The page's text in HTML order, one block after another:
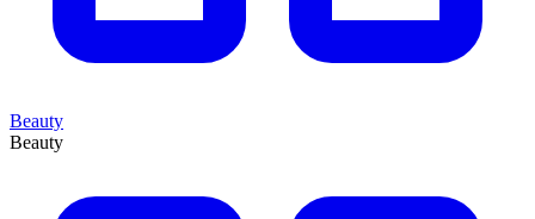
Beauty
Beauty